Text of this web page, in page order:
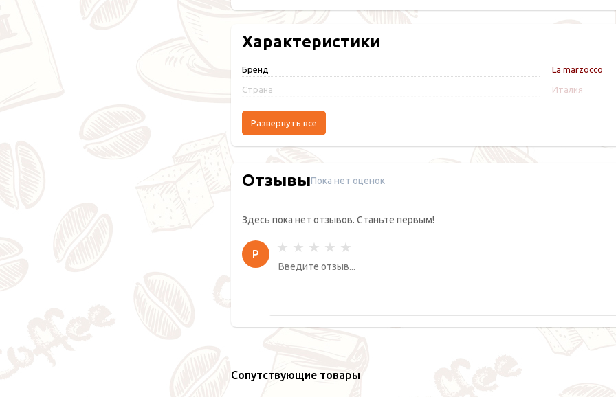
Характеристики
Бренд La marzocco
Страна Италия
Развернуть все
ОтзывыПока нет оценок
Здесь пока нет отзывов. Станьте первым!
Р
Сопутствующие товары